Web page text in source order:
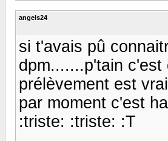
angels24
si t'avais pû
dpm.......p'tain
prélèvement est
par moment c'est
:triste: :triste: :T